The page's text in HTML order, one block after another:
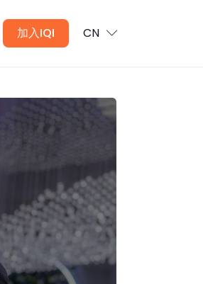
加入IQI CN